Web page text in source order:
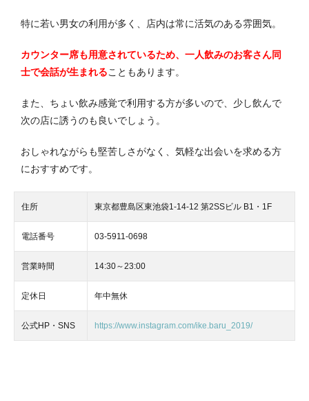
特に若い男女の利用が多く、店内は常に活気のある雰囲気。
カウンター席も用意されているため、一人飲みのお客さん同
士で会話が生まれることもあります。
また、ちょい飲み感覚で利用する方が多いので、少し飲んで
次の店に誘うのも良いでしょう。
おしゃれながらも堅苦しさがなく、気軽な出会いを求める方
におすすめです。
住所 東京都豊島区東池袋1-14-12 第2SSビル B1・1F
電話番号 03-5911-0698
営業時間 14:30～23:00
定休日 年中無休
公式HP・SNS https://www.instagram.com/ike.baru_2019/